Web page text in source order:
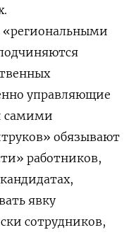
«региональными
управляющие
самими
обязывают
работников,
явку
сотрудников,